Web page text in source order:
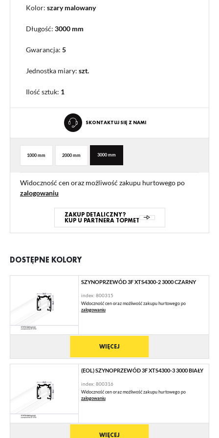
Kolor: szary malowany
Długość: 3000 mm
Gwarancja: 5
Jednostka miary: szt.
Ilość sztuk: 1
SKONTAKTUJ SIĘ Z NAMI
1000 mm 2000 mm 3000 mm
Widoczność cen oraz możliwość zakupu hurtowego po
zalogowaniu
ZAKUP DETALICZNY?
KUP U PARTNERA TOPMET
DOSTĘPNE KOLORY
SZYNOPRZEWÓD 3F XTS4300-2 3000 CZARNY
index: 800315
Widoczność cen oraz możliwość zakupu hurtowego po
zalogowaniu
WIĘCEJ
(EOL) SZYNOPRZEWÓD 3F XTS4300-3 3000 BIAŁY
index: 800316
Widoczność cen oraz możliwość zakupu hurtowego po
zalogowaniu
WIĘCEJ